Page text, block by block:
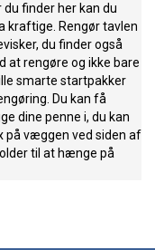
finder her kan du
kraftige. Rengør tavlen
du finder også
at rengøre og ikke bare
smarte startpakker
Du kan få
dine penne i, du kan
på væggen ved siden af
til at hænge på